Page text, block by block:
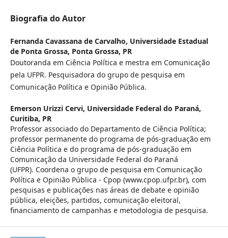
Biografia do Autor
Fernanda Cavassana de Carvalho, Universidade Estadual
de Ponta Grossa, Ponta Grossa, PR
Doutoranda em Ciência Política e mestra em Comunicação
pela UFPR. Pesquisadora do grupo de pesquisa em
Comunicação Política e Opinião Pública.
Emerson Urizzi Cervi, Universidade Federal do Paraná,
Curitiba, PR
Professor associado do Departamento de Ciência Política;
professor permanente do programa de pós-graduação em
Ciência Política e do programa de pós-graduação em
Comunicação da Universidade Federal do Paraná
(UFPR). Coordena o grupo de pesquisa em Comunicação
Política e Opinião Pública - Cpop (www.cpop.ufpr.br), com
pesquisas e publicações nas áreas de debate e opinião
pública, eleições, partidos, comunicação eleitoral,
financiamento de campanhas e metodologia de pesquisa.